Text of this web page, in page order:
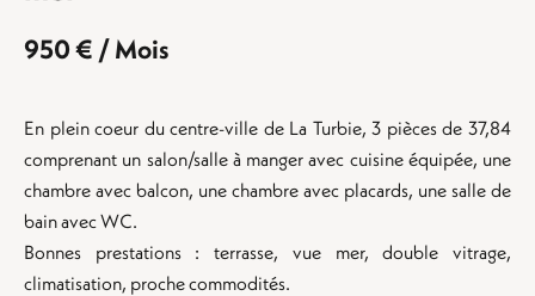
950 € / Mois
En plein coeur du centre-ville de La Turbie, 3 pièces de 37,84
comprenant un salon/salle à manger avec cuisine équipée, une
chambre avec balcon, une chambre avec placards, une salle de
bain avec WC.
Bonnes prestations : terrasse, vue mer, double vitrage,
climatisation, proche commodités.